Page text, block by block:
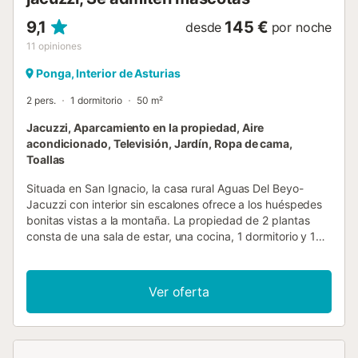
9,1
11 opiniones
desde 145 € por noche
Ponga, Interior de Asturias
2 pers. 1 dormitorio 50 m²
Jacuzzi, Aparcamiento en la propiedad, Aire
acondicionado, Televisión, Jardín, Ropa de cama,
Toallas
Situada en San Ignacio, la casa rural Aguas Del Beyo-
Jacuzzi con interior sin escalones ofrece a los huéspedes
bonitas vistas a la montaña. La propiedad de 2 plantas
consta de una sala de estar, una cocina, 1 dormitorio y 1
adicionales incluyen televisión, aire acondicionado y
lavadora. También hay una cuna disponible. Este
alojamiento no ofrece: Wi-Fi. Esta propiedad ofrece una
zona exterior privada con bañera de hidromasaje, jardín y
Ver oferta